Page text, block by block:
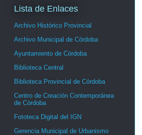
Lista de Enlaces
Archivo Histórico Provincial
Archivo Municipal de Córdoba
Ayuntamiento de Córdoba
Biblioteca Central
Biblioteca Provincial de Córdoba
Centro de Creación Contemporánea
de Córdoba
Fototeca Digital del IGN
Gerencia Municipal de Urbanismo